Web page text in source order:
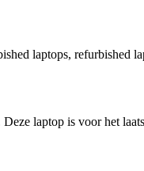
laptops, refurbished
Deze laptop is voor het